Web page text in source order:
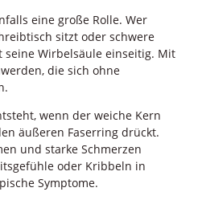
eine große Rolle. Wer
sitzt oder schwere
seine Wirbelsäule einseitig. Mit
die sich ohne
wenn der weiche Kern
äußeren Faserring drückt.
und starke Schmerzen
oder Kribbeln in
Symptome.